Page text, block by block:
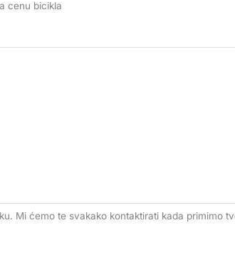
cenu bicikla
Mi ćemo te svakako kontaktirati kada primimo